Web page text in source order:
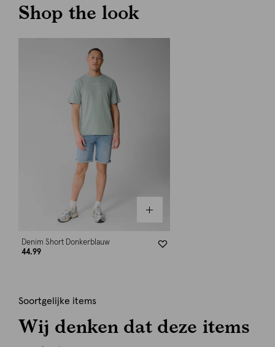
Shop the look
Denim Short Donkerblauw
44.99
Soortgelijke items
Wij denken dat deze items